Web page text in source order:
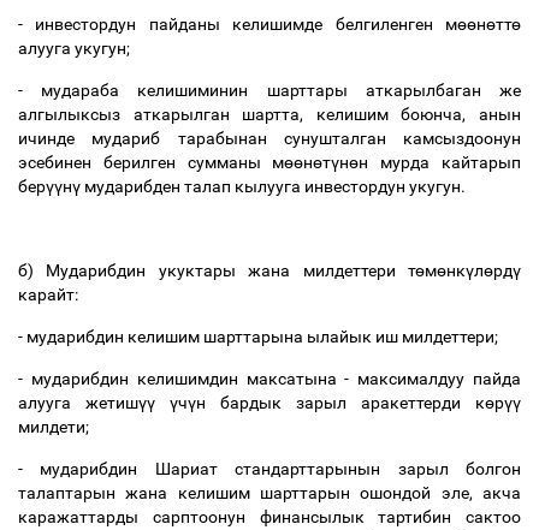
- инвестордун пайданы келишимде белгиленген мөөнөттө
алууга укугун;
- мудараба келишиминин шарттары аткарылбаган
же
алгылыксыз
аткарылган шартта, келишим боюнча,анын
ичинде
мудариб тарабынан сунушталган
камсыздоонун
эсебинен
берилген сумманы мөөнөтүнөн мурда
кайтарып
берүүнү мударибден талап кылууга инвестордун укугун.
б) Мударибдин укуктары жана милдеттери төмөнкүлөрдү
карайт:
- мударибдин келишим шарттарына ылайык иш милдеттери;
- мударибдин келишимдин максатына - максималдуу пайда
алууга
жетишүү үчүн бардык зарыл аракеттерди көрүү
милдети;
- мударибдин Шариат стандарттарынын зарыл
болгон
талаптарын жана келишим шарттарын ошондой эле,акча
каражаттарды
сарптоонун финансылык тартибин
сактоо